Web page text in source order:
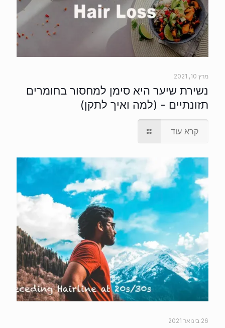
מרץ 10, 2021
נשירת שיער היא סימן למחסור בחומרים
תזונתיים - (למה ואיך לתקן)
קרא עוד
26 בינואר 2021